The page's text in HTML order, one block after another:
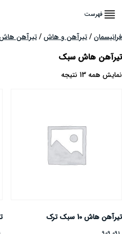
فهرست
/تیرآهن و هاش/تیرآهن هاش
هاش سبک
همه 13 نتیجه
هاش 10 سبک ترک